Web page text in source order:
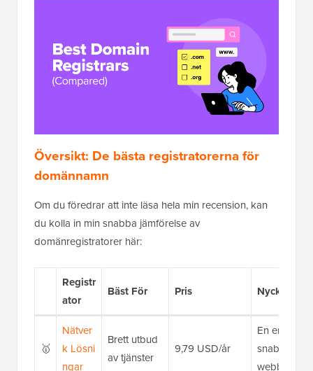
Översikt: De bästa registratorerna för
domännamn
Om du föredrar att inte läsa hela min recension, kan
du kolla in min snabba jämförelse av
domänregistratorer här:
Registr
ator
Bäst För Pris
🥇
Nätver
k Lösni
ngar
Brett utbud
av tjänster
9,79 USD/år
En enda